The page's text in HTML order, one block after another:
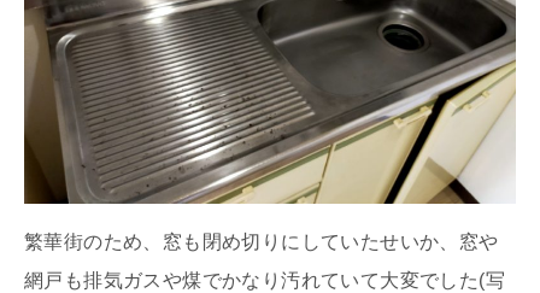
繁華街のため、窓も閉め切りにしていたせいか、窓や
網戸も排気ガスや煤でかなり汚れていて大変でした(写